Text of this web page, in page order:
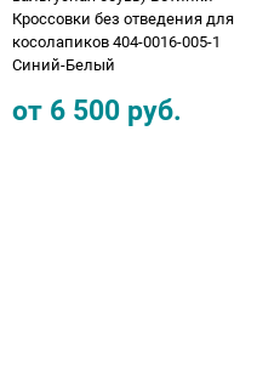
Кроссовки без отведения для
косолапиков 404-0016-005-1
Синий-Белый
от 6 500 руб.